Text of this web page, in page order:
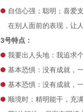
自信心强；聪明；喜爱
在别人面前的表现，让
3号特点：
我要出人头地：我追求
基本恐惧：没有成就，一
基本恐惧：没有成就，一
顺境时：精明能干，充